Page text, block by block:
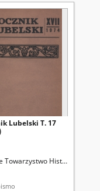
w Lublinie Myśliński,
Lubelski T. 17
Towarzystwo Historyczne.